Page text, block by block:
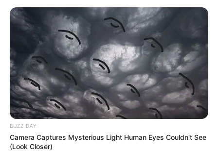
Skip
content
BUZZ DAY
Camera Captures Mysterious Light Human Eyes Couldn't See
(Look Closer)